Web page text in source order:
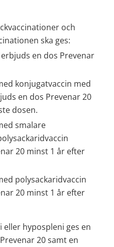
och
ska ges:
en dos Prevenar
konjugatvaccin med
en dos Prevenar 20
dosen.
smalare
20 minst 1 år efter
polysackaridvaccin
20 minst 1 år efter
hypospleni ges en
20 samt en